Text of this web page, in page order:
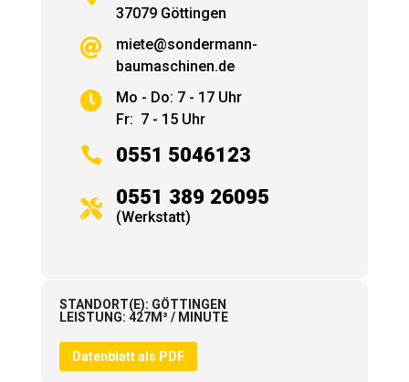
37079 Göttingen

miete@sondermann-
baumaschinen.de

Mo - Do: 7 - 17 Uhr
Fr: 7 - 15 Uhr
 0551 5046123
 0551 389 26095
(Werkstatt)
STANDORT(E): GÖTTINGEN
LEISTUNG: 427M³ / MINUTE
Datenblatt als PDF